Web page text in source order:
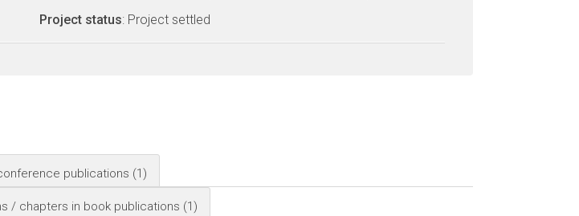
Project status: Project settled
publications (1)
/ chapters in book publications (1)